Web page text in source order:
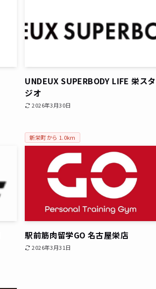
UNDEUX SUPERBODY LIFE 栄スタ
ジオ
2026年3月30日
新栄町から 1.0km
駅前筋肉留学GO 名古屋栄店
2026年3月31日